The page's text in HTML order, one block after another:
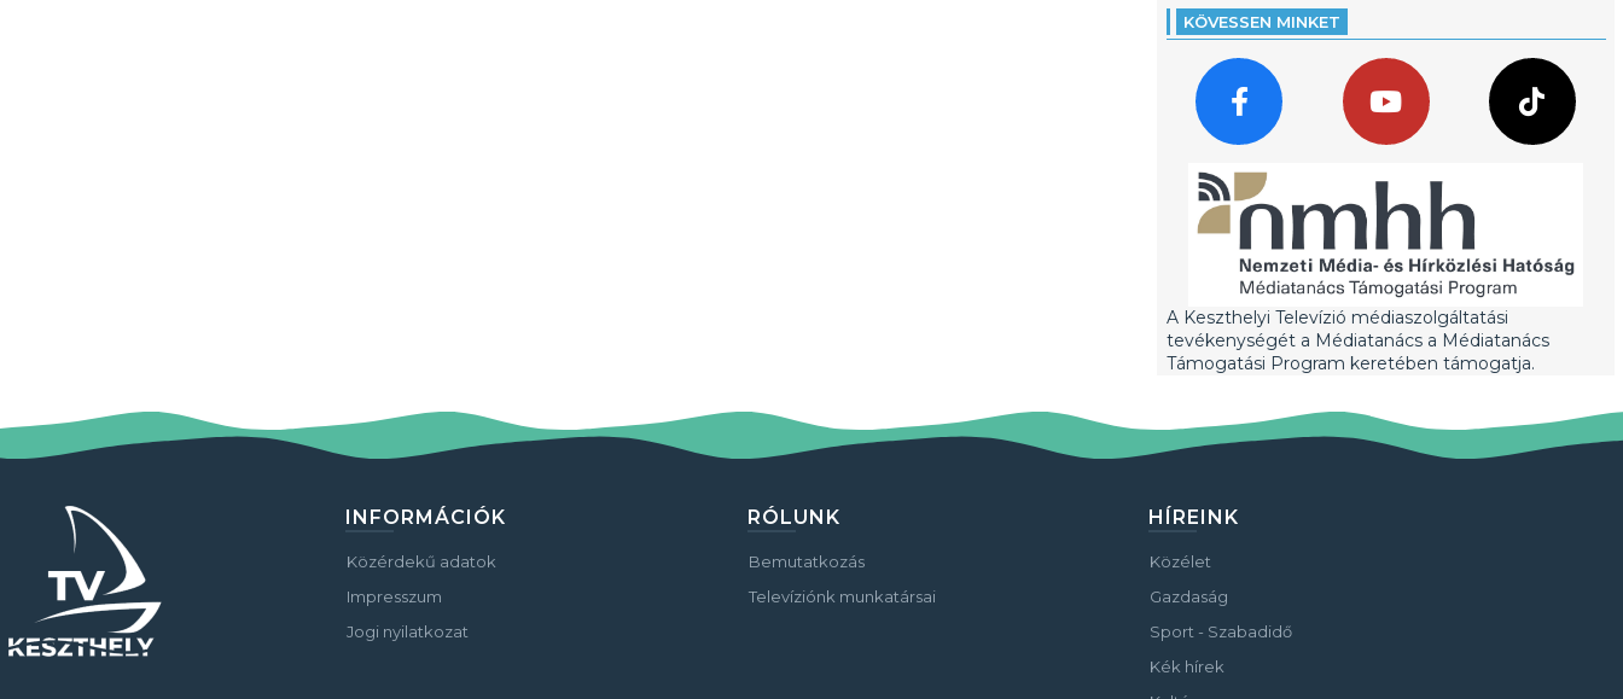
KÖVESSEN MINKET
A Keszthelyi Televízió médiaszolgáltatási
tevékenységét a Médiatanács a Médiatanács
Támogatási Program keretében támogatja.
INFORMÁCIÓK
Közérdekű adatok
Impresszum
Jogi nyilatkozat
RÓLUNK
Bemutatkozás
Televíziónk munkatársai
HÍREINK
Közélet
Gazdaság
Sport - Szabadidő
Kék hírek